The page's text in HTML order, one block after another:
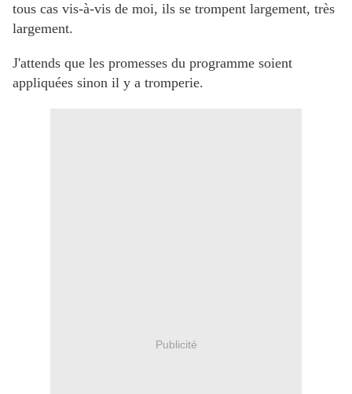
tous cas vis-à-vis de moi, ils se trompent largement, très
largement.
J'attends que les promesses du programme soient
appliquées sinon il y a tromperie.
Publicité